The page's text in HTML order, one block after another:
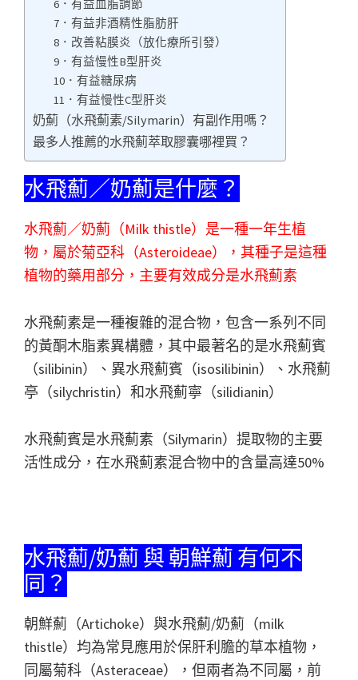
6．有益血脂調節
7．有益非酒精性脂肪肝
8．改善粘膜炎（放化療所引發）
9．有益慢性B型肝炎
10．有益糖尿病
11．有益慢性C型肝炎
奶薊（水飛薊素/Silymarin）有副作用嗎？
最多人推薦的水飛薊萃取膠囊哪裡買？
水飛薊／奶薊是什麼？
水飛薊／奶薊（Milk thistle）是一種一年生植
物，屬於菊亞科（Asteroideae），其種子是這種
植物的藥用部分，主要有效成分是水飛薊素
水飛薊素是一種複雜的混合物，包含一系列不同
的黃酮木脂素異構體，其中最著名的是水飛薊賓
（silibinin）、異水飛薊賓（isosilibinin）、水飛薊
亭（silychristin）和水飛薊寧（silidianin）
水飛薊賓是水飛薊素（Silymarin）提取物的主要
活性成分，在水飛薊素混合物中的含量高達50%
水飛薊/奶薊 與 朝鮮薊 有何不
同？
朝鮮薊（Artichoke）與水飛薊/奶薊（milk
thistle）均為常見應用於保肝利膽的草本植物，
同屬菊科（Asteraceae），但兩者為不同屬，前